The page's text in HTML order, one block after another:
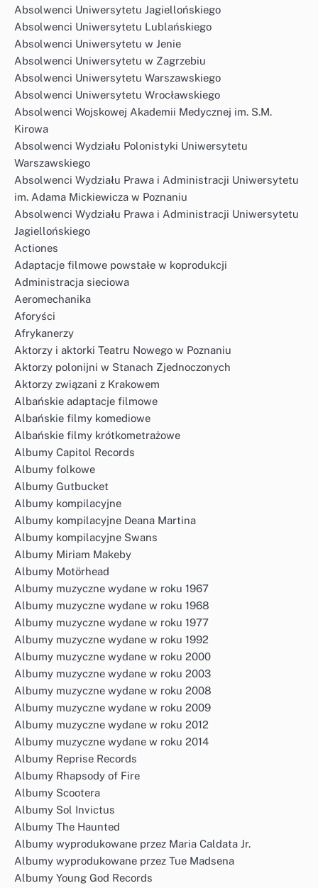
Absolwenci Uniwersytetu Jagiellońskiego
Absolwenci Uniwersytetu Lublańskiego
Absolwenci Uniwersytetu w Jenie
Absolwenci Uniwersytetu w Zagrzebiu
Absolwenci Uniwersytetu Warszawskiego
Absolwenci Uniwersytetu Wrocławskiego
Absolwenci Wojskowej Akademii Medycznej im. S.M.
Kirowa
Absolwenci Wydziału Polonistyki Uniwersytetu
Warszawskiego
Absolwenci Wydziału Prawa i Administracji Uniwersytetu
im. Adama Mickiewicza w Poznaniu
Absolwenci Wydziału Prawa i Administracji Uniwersytetu
Jagiellońskiego
Actiones
Adaptacje filmowe powstałe w koprodukcji
Administracja sieciowa
Aeromechanika
Aforyści
Afrykanerzy
Aktorzy i aktorki Teatru Nowego w Poznaniu
Aktorzy polonijni w Stanach Zjednoczonych
Aktorzy związani z Krakowem
Albańskie adaptacje filmowe
Albańskie filmy komediowe
Albańskie filmy krótkometrażowe
Albumy Capitol Records
Albumy folkowe
Albumy Gutbucket
Albumy kompilacyjne
Albumy kompilacyjne Deana Martina
Albumy kompilacyjne Swans
Albumy Miriam Makeby
Albumy Motörhead
Albumy muzyczne wydane w roku 1967
Albumy muzyczne wydane w roku 1968
Albumy muzyczne wydane w roku 1977
Albumy muzyczne wydane w roku 1992
Albumy muzyczne wydane w roku 2000
Albumy muzyczne wydane w roku 2003
Albumy muzyczne wydane w roku 2008
Albumy muzyczne wydane w roku 2009
Albumy muzyczne wydane w roku 2012
Albumy muzyczne wydane w roku 2014
Albumy Reprise Records
Albumy Rhapsody of Fire
Albumy Scootera
Albumy Sol Invictus
Albumy The Haunted
Albumy wyprodukowane przez Maria Caldata Jr.
Albumy wyprodukowane przez Tue Madsena
Albumy Young God Records